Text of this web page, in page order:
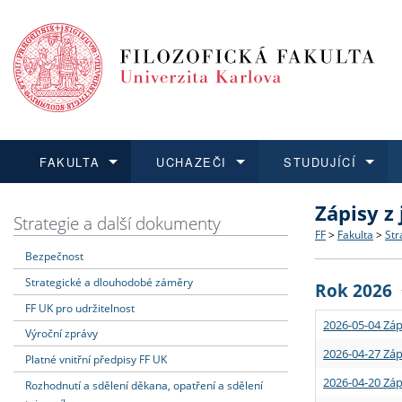
FAKULTA
Dozvědět se více
Struktura
Strategie
Podpora
UCHAZEČI
Podat přihlášku
Co
Učitelské
STUDUJÍCÍ
Dozvědět se více
Rigorózní
Dozvědět se více
O vědě a
Granty a
Dozvědět se více
Aktuální
Strategie a další dokumenty
Bezpečnost
Strategické a dlouhodobé záměry
FF UK pro udržitelnost
Výroční zprávy
Platné vnitřní předpisy FF UK
Rozhodnutí a sdělení děkana, opatření a sdělení
Zápisy
FF > Fakulta >
Rok 2026
2026-05-04
2026-04-27
2026-04-20